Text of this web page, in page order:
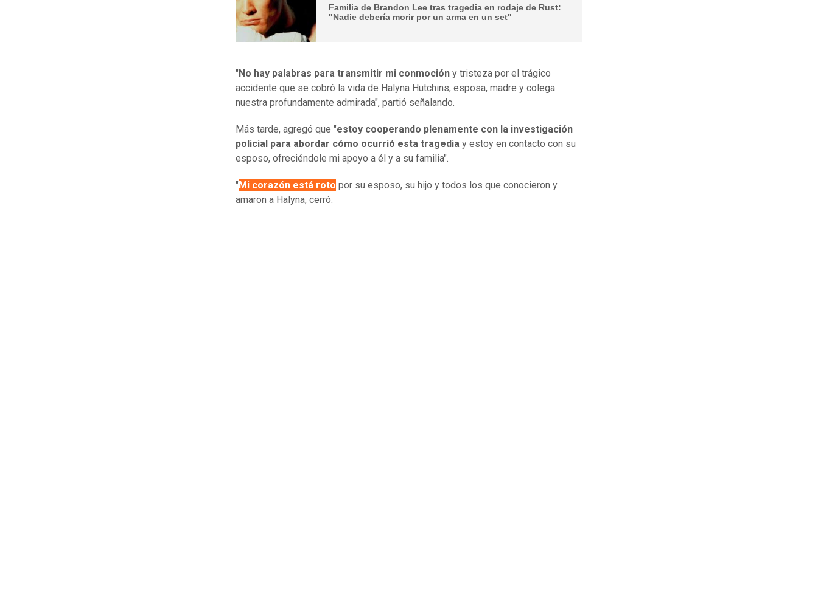
Familia de Brandon Lee tras tragedia en rodaje de Rust:
"Nadie debería morir por un arma en un set"
" No hay palabras para transmitir mi conmoción y tristeza por el trágico
accidente que se cobró la vida de Halyna Hutchins, esposa, madre y colega
nuestra profundamente admirada", partió señalando.
Más tarde, agregó que "estoy cooperando plenamente con la investigación
policial para abordar cómo ocurrió esta tragedia y estoy en contacto con su
esposo, ofreciéndole mi apoyo a él y a su familia".
" Mi corazón está roto por su esposo, su hijo y todos los que conocieron y
amaron a Halyna, cerró.